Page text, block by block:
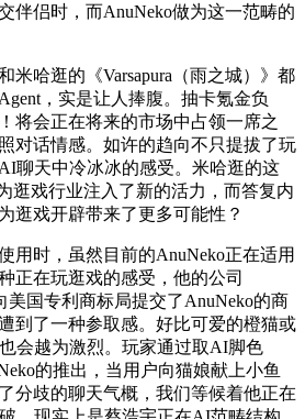
伴侣时，而AnuNeko做为这一范畴的
哈逛的《Varsapura（雨之城）》都
，实是让人捧腹。抽卡氪金负
将会正在将来的市场中占领一席之
对话情感。如许的趋向不只提拔了玩
聊天中冷冰冰的感受。米哈逛的这
逛戏行业注入了新的活力，而答复内
逛戏开辟带来了更多可能性？
时，虽然目前的AnuNeko正在适用
正在玩逛戏的感受，他的公司
美国专利商标局提交了AnuNeko的商
到了一种参取感。好比可爱的橙猫或
会越为激烈。玩家通过取AI脚色
的推出，当用户向猫娘献上小鱼
分歧的聊天气概，我们等候着他正在